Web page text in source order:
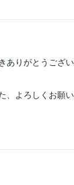
ありがとうござ
、よろしくお願